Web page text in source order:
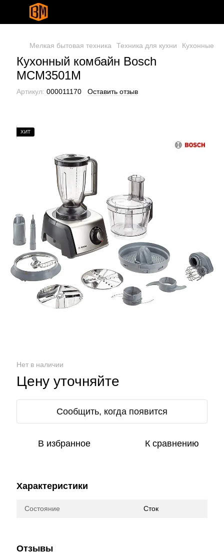
Мелкая бытовая техника Техника для кухни Кухонные
Кухонный комбайн Bosch
MCM3501M
Артикул: 000011170 Оставить отзыв
ХИТ
Нет в наличии
Цену уточняйте
Сообщить, когда появится
В избранное К сравнению
Характеристики
Состояние Сток
Отзывы